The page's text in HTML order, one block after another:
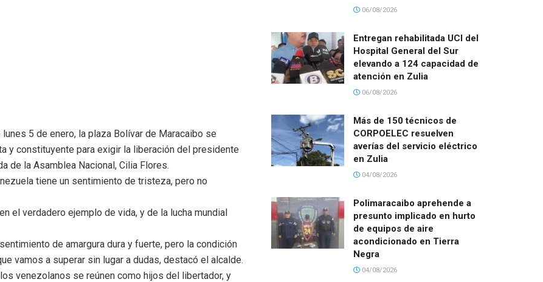
5 de enero, la plaza Bolívar de Maracaibo se
y constituyente para exigir la liberación del presidente
de la Asamblea Nacional, Cilia Flores.
tiene un sentimiento de tristeza, pero no
el verdadero ejemplo de vida, y de la lucha mundial
de amargura dura y fuerte, pero la condición
vamos a superar sin lugar a dudas, destacó el alcalde.
venezolanos se reúnen como hijos del libertador, y
06/08/2026
Entregan rehabilitada UCI del
Hospital General del Sur
elevando a 124 capacidad de
atención en Zulia
06/08/2026
Más de 150 técnicos de
CORPOELEC resuelven
averías del servicio eléctrico
en Zulia
04/08/2026
Polimaracaibo aprehende a
presunto implicado en hurto
de equipos de aire
acondicionado en Tierra
Negra
04/08/2026